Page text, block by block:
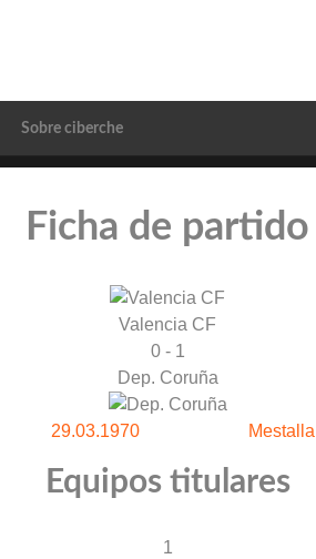
Sobre ciberche
Ficha de partido
Valencia CF
0 - 1
Dep. Coruña
29.03.1970 Mestalla
Equipos titulares
1